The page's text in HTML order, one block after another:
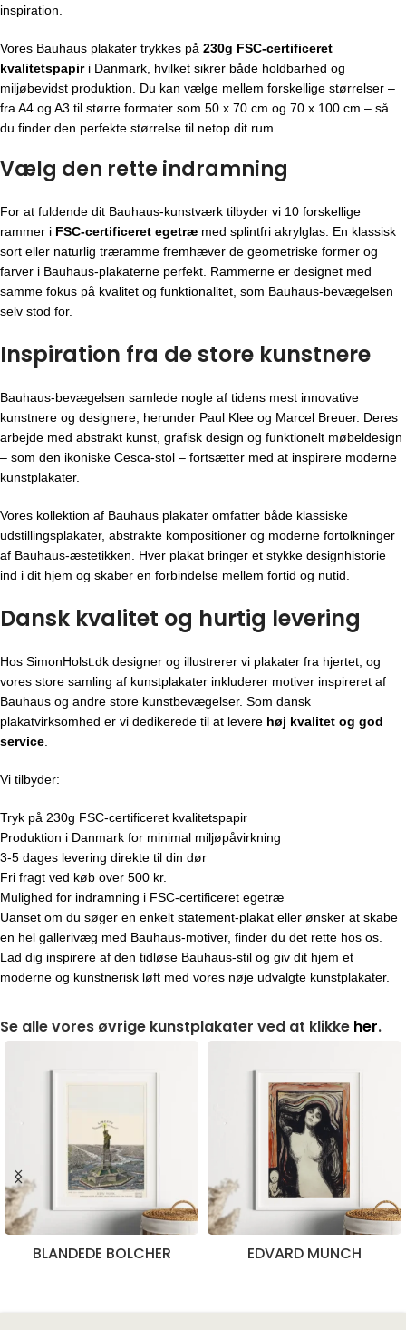
inspiration.
Vores Bauhaus plakater trykkes på 230g FSC-certificeret
kvalitetspapiri Danmark, hvilket sikrer både holdbarhed og
miljøbevidst produktion. Du kan vælge mellem forskellige størrelser –
fra A4 og A3 til større formater som 50 x 70 cm og 70 x 100 cm – så
du finder den perfekte størrelse til netop dit rum.
Vælg den rette indramning
For at fuldende dit Bauhaus-kunstværk tilbyder vi 10 forskellige
rammer i FSC-certificeret egetræ med splintfri akrylglas. En klassisk
sort eller naturlig træramme fremhæver de geometriske former og
farver i Bauhaus-plakaterne perfekt. Rammerne er designet med
samme fokus på kvalitet og funktionalitet, som Bauhaus-bevægelsen
selv stod for.
Inspiration fra de store kunstnere
Bauhaus-bevægelsen samlede nogle af tidens mest innovative
kunstnere og designere, herunder Paul Klee og Marcel Breuer. Deres
arbejde med abstrakt kunst, grafisk design og funktionelt møbeldesign
– som den ikoniske Cesca-stol – fortsætter med at inspirere moderne
kunstplakater.
Vores kollektion af Bauhaus plakater omfatter både klassiske
udstillingsplakater, abstrakte kompositioner og moderne fortolkninger
af Bauhaus-æstetikken. Hver plakat bringer et stykke designhistorie
ind i dit hjem og skaber en forbindelse mellem fortid og nutid.
Dansk kvalitet og hurtig levering
Hos SimonHolst.dk designer og illustrerer vi plakater fra hjertet, og
vores store samling af kunstplakater inkluderer motiver inspireret af
Bauhaus og andre store kunstbevægelser. Som dansk
plakatvirksomhed er vi dedikerede til at levere høj kvalitet og god
service
Vi tilbyder:
Tryk på 230g FSC-certificeret kvalitetspapir
Produktion i Danmark for minimal miljøpåvirkning
3-5 dages levering direkte til din dør
Fri fragt ved køb over 500 kr.
Mulighed for indramning i FSC-certificeret egetræ
Uanset om du søger en enkelt statement-plakat eller ønsker at skabe
en hel gallerivæg med Bauhaus-motiver, finder du det rette hos os.
Lad dig inspirere af den tidløse Bauhaus-stil og giv dit hjem et
moderne og kunstnerisk løft med vores nøje udvalgte kunstplakater.
Se alle vores øvrige kunstplakater ved at klikke her.
BLANDEDE BOLCHER EDVARD MUNCH